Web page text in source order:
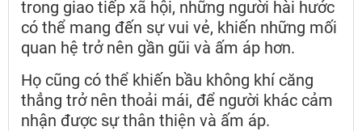
trong giao tiếp xã hội, những người hài hước
có thể mang đến sự vui vẻ, khiến những mối
quan hệ trở nên gần gũi và ấm áp hơn.
Họ cũng có thể khiến bầu không khí căng
thẳng trở nên thoải mái, để người khác cảm
nhận được sự thân thiện và ấm áp.